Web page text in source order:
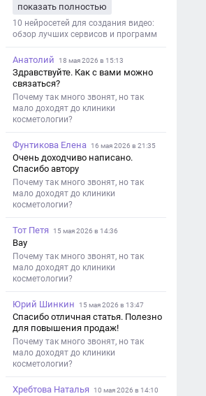
такой обзор именно с акцентом на
ограничения и подпись. Image V2
показать полностью
10 нейросетей для создания видео:
обзор лучших сервисов и программ
Анатолий 18 мая 2026 в 15:13
Здравствуйте. Как с вами можно
связаться?
Почему так много звонят, но так
мало доходят до клиники
косметологии?
Фунтикова Елена 16 мая 2026 в 21:35
Очень доходчиво написано.
Спасибо автору
Почему так много звонят, но так
мало доходят до клиники
косметологии?
Тот Петя 15 мая 2026 в 14:36
Вау
Почему так много звонят, но так
мало доходят до клиники
косметологии?
Юрий Шинкин 15 мая 2026 в 13:47
Спасибо отличная статья. Полезно
для повышения продаж!
Почему так много звонят, но так
мало доходят до клиники
косметологии?
Хребтова Наталья 10 мая 2026 в 14:10